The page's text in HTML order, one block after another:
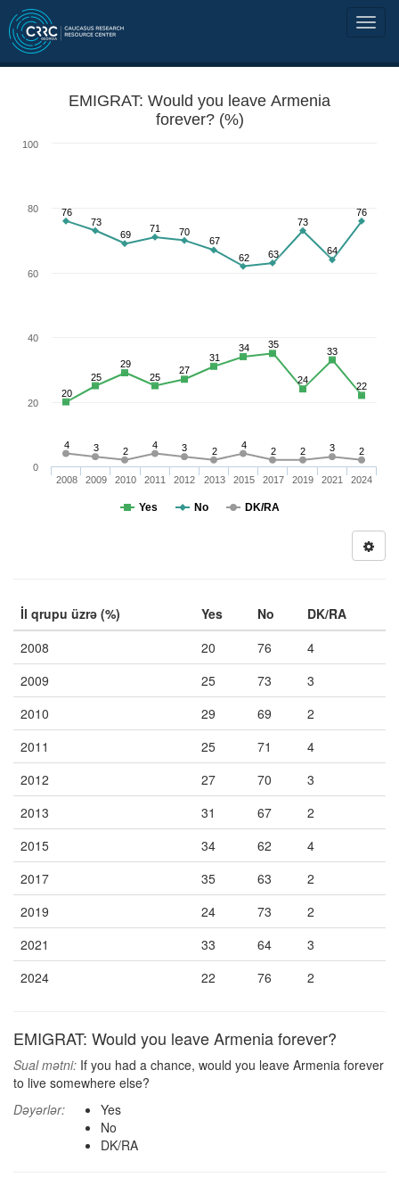
EMIGRAT: Would you leave Armenia
forever? (%)
4 3 2
4 3 2
4
2 2 3 2
76
73
69
71
70
67
62
63
73
64
76
20
25
29
25
27
31
34 35
24
33
22
Yes No DK/RA
2008 2009 2010 2011 2012 2013 2015 2017 2019 2021 2024
0
20
40
60
80
100
İl qrupu üzrə (%) Yes No
DK/RA
2008
20 76
4
2009
25 73
3
2010
29 69
2
2011
25 71
4
2012
27 70
3
2013
31 67
2
2015
34 62
4
2017
35 63
2
2019
24 73
2
2021
33 64
3
2024
22 76 2
EMIGRAT: Would you leave Armenia forever?
Sual mətni: If you had a chance, would you leave Armenia forever
to live somewhere else?
Dəyərlər:
Yes
No
DK/RA